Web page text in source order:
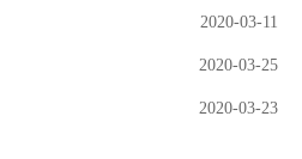
2020-03-11
2020-03-25
2020-03-23